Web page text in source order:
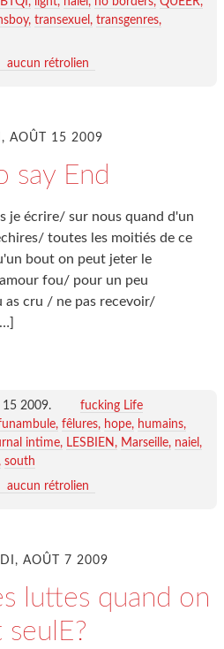
transexuel
transgenres
aucun rétrolien
AOÛT 15 2009
say End
je écrire/ sur nous quand d'un
toutes les moitiés de ce
bout on peut jeter le
fou/ pour un peu
cru / ne pas recevoir/
15 2009.
fucking Life
fêlures hope
humains
intime LESBIEN Marseille naiel
south
aucun rétrolien
AOÛT 7 2009
luttes quand on
seulE?